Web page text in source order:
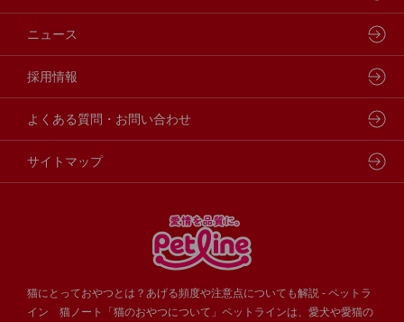
猫にとっておやつとは？あげる頻度や注意点についても解説 - ペットラ
イン 猫ノート「猫のおやつについて」ペットラインは、愛犬や愛猫の
動物病院専用フード
フードコンシェル
どうぶつ病院宅配便
ペットライン 猫ノート
狂犬病予防
会社概要・事業所
代表メッセージ
企業理念・ビジョン
ニュース
採用情報
よくある質問・お問い合わせ
サイトマップ